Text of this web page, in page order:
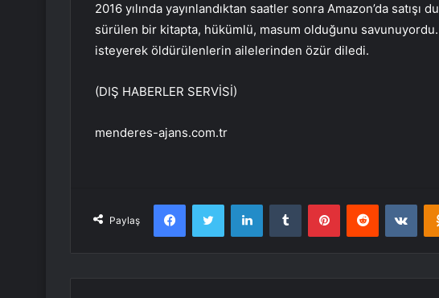
2016 yılında yayınlandıktan saatler sonra Amazon’da satışı
sürülen bir kitapta, hükümlü, masum olduğunu savunuyordu.
isteyerek öldürülenlerin ailelerinden özür diledi.
(DIŞ HABERLER SERVİSİ)
menderes-ajans.com.tr
Paylaş
FacebookTwitter LinkedInTumblr PinterestReddit